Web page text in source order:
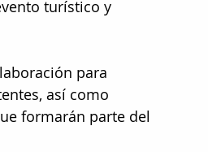
turístico y
para
así como
formarán parte del